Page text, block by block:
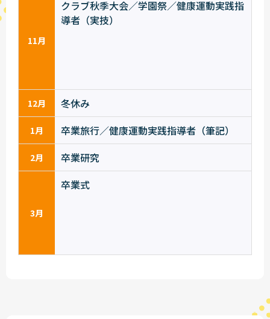
11月
クラブ秋季大会／学園祭／健康運動実践指
導者（実技）
12月 冬休み
1月 卒業旅行／健康運動実践指導者（筆記）
2月 卒業研究
3月
卒業式